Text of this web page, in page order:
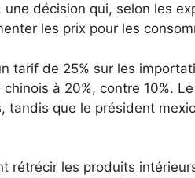
décision qui, selon les
les prix pour les
tarif de 25% sur les
à 20%, contre 10%.
tandis que le président
rétrécir les produits